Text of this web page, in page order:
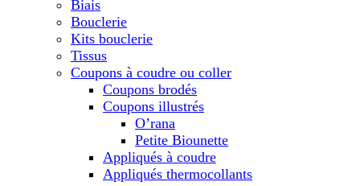
Biais
Bouclerie
Kits bouclerie
Tissus
Coupons à coudre ou coller
Coupons brodés
Coupons illustrés
O’rana
Petite Biounette
Appliqués à coudre
Appliqués thermocollants